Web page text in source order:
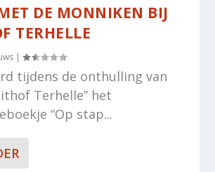
DE MONNIKEN BIJ
TERHELLE
|
tijdens de onthulling van
Terhelle” het
“Op stap...